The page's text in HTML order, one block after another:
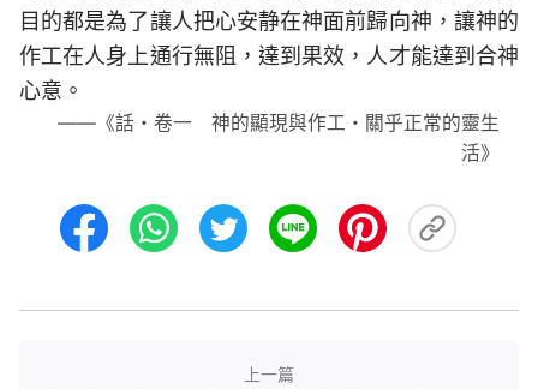
目的都是為了讓人把心安静在神面前歸向神，讓神的
作工在人身上通行無阻，達到果效，人才能達到合神
心意。
——《話・卷一 神的顯現與作工・關乎正常的靈生
活》
上一篇